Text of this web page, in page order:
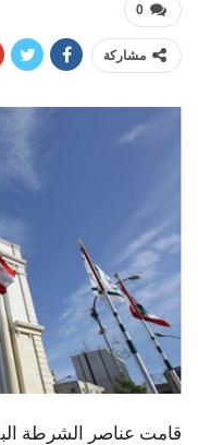
0
مشاركة
قامت عناصر الشرطة